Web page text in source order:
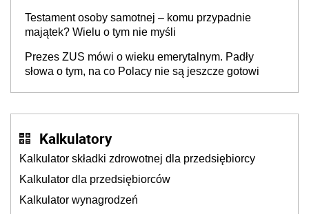
Testament osoby samotnej – komu przypadnie
majątek? Wielu o tym nie myśli
Prezes ZUS mówi o wieku emerytalnym. Padły
słowa o tym, na co Polacy nie są jeszcze gotowi
Kalkulatory
Kalkulator składki zdrowotnej dla przedsiębiorcy
Kalkulator dla przedsiębiorców
Kalkulator wynagrodzeń